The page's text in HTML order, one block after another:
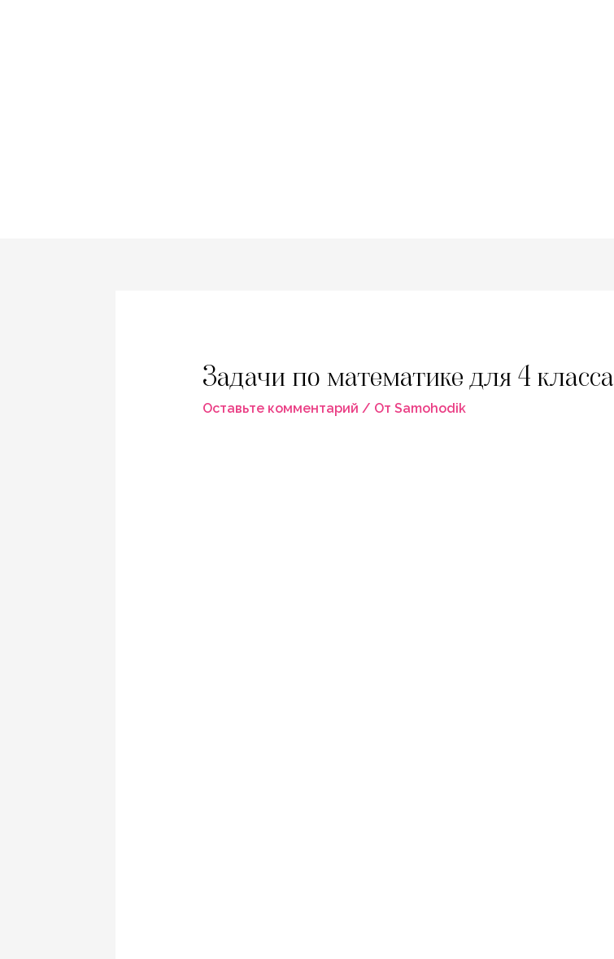
Задачи по математике для 4 класса
Оставьте комментарий / От Samohodik